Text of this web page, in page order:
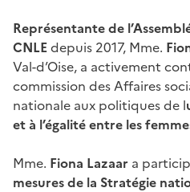
Représentante de
CNLEdepuis 2017, Mme.
Val-d’Oise, a activement
commission des Affaires
nationale aux politiques de l
et à l’égalité entre les
Mme. Fiona Lazaar a
mesures de la Stratégie